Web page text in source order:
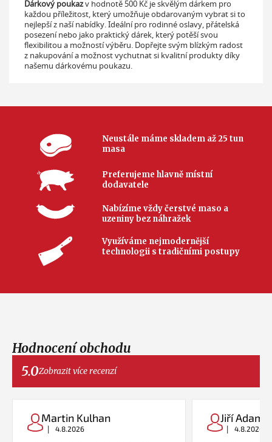
Dárkový poukazv hodnotě 500 Kč je skvělým dárkem pro
každou příležitost, který umožňuje obdarovaným vybrat si to
nejlepší z naší nabídky. Ideální pro rodinné oslavy, přátelská
posezení nebo jako praktický dárek, který potěší svou
flexibilitou a možností výběru. Dopřejte svým blízkým radost
z nakupování a možnost vychutnat si kvalitní produkty díky
našemu dárkovému poukazu.
Neustále máme skladem až 25 tun
masa
Preferujeme hlavně místní
dodavatele
Nabízíme vždy čerstvé maso a
uzeniny bez náhražek
Využíváme nejmodernější
technologii s tradičními postupy
Hodnocení obchodu
5.0Zobrazit více recenzí
Martin Kulhan
| 4.8.2026
Jiří
| 4.8.2026